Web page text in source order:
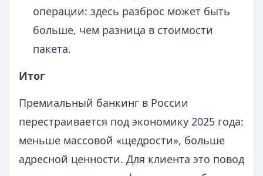
операции: здесь разброс может быть
больше, чем разница в стоимости
пакета.
Итог
Премиальный банкинг в России
перестраивается под экономику 2025 года:
меньше массовой «щедрости», больше
адресной ценности. Для клиента это повод